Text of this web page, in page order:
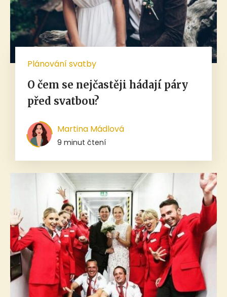
Plánování svatby
O čem se nejčastěji hádají páry
před svatbou?
Martina Mádlová
9 minut čtení